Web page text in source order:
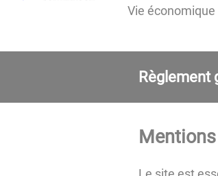
Vie
Règlement